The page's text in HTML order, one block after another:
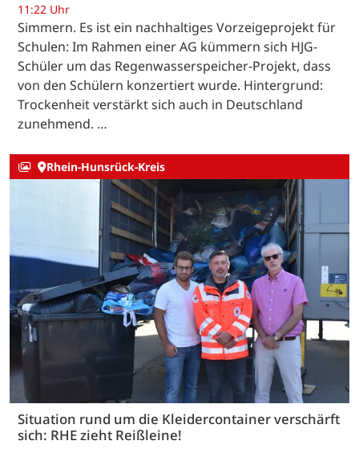
11:22 Uhr
Simmern. Es ist ein nachhaltiges Vorzeigeprojekt für
Schulen: Im Rahmen einer AG kümmern sich HJG-
Schüler um das Regenwasserspeicher-Projekt, dass
von den Schülern konzertiert wurde. Hintergrund:
Trockenheit verstärkt sich auch in Deutschland
zunehmend. …
Rhein-Hunsrück-Kreis
Situation rund um die Kleidercontainer verschärft
sich: RHE zieht Reißleine!